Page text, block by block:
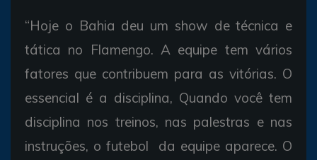
“Hoje o Bahia deu um show de técnica e
tática no Flamengo. A equipe tem vários
fatores que contribuem para as vitórias. O
essencial é a disciplina, Quando você tem
disciplina nos treinos, nas palestras e nas
instruções, o futebol da equipe aparece. O